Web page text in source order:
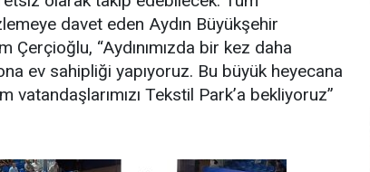
davet eden Aydın Büyükşehir
Çerçioğlu, “Aydınımızda bir kez daha
ev sahipliği yapıyoruz. Bu büyük heyecana
vatandaşlarımızı Tekstil Park’a bekliyoruz”